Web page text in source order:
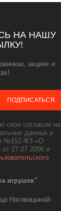
НА НАШУ
акциях и
свое согласие на
данных в
№152-ФЗ «О
27.07.2006 и
ПОДПИСАТЬСЯ
игрушек"
Наговицыной-